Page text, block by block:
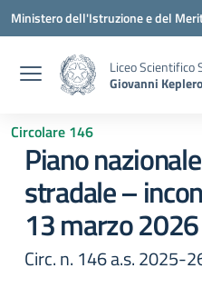
Vai ai contenuti
Vai al menu di navigazione
Vai al footer
Ministero dell'Istruzione e del
Liceo Scientifico
Giovanni Keplero
Circolare 146
Piano
stradale –
13 marzo 2026
Circ. n. 146 a.s. 2025-